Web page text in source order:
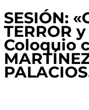
SESIÓN:
TERROR
Coloquio